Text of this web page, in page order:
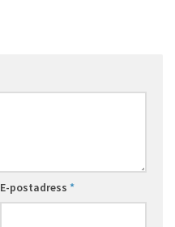
E-postadress *